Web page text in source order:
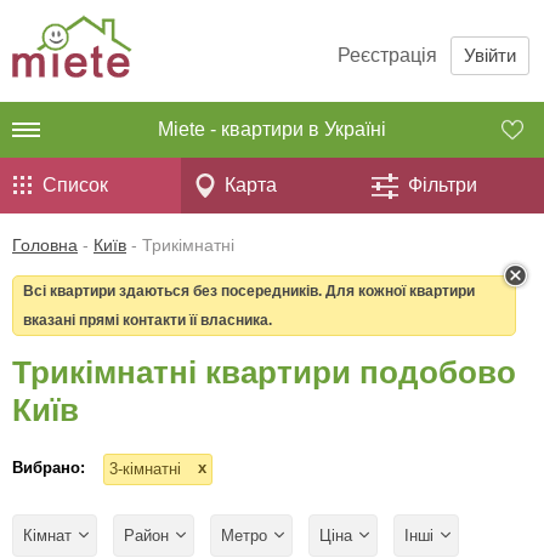
Реєстрація Увійти
Miete - квартири в Україні
Список Карта Фільтри
Головна - Київ - Трикімнатні
Всі квартири здаються без посередників. Для кожної квартири
вказані прямі контакти її власника.
Трикімнатні квартири подобово
Київ
Вибрано: 3-кімнатні x
Кімнат Район Метро Ціна Інші